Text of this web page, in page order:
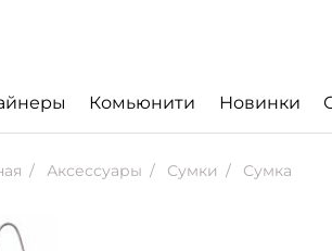
Комьюнити Новинки
Аксессуары Сумки Сумка